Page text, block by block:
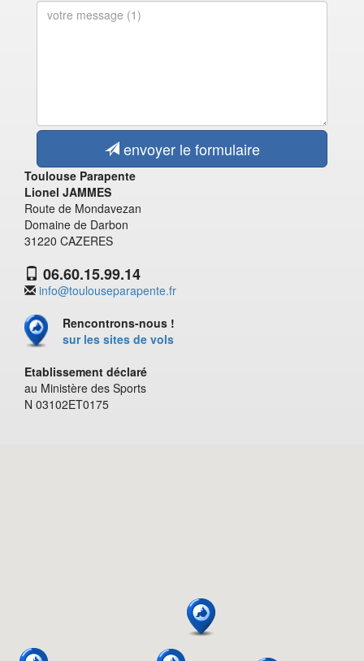
envoyer le formulaire
Toulouse Parapente
Lionel JAMMES
Route de Mondavezan
Domaine de Darbon
31220 CAZERES
06.60.15.99.14
info@toulouseparapente.fr
Rencontrons-nous !
sur les sites de vols
Etablissement déclaré
au Ministère des Sports
N 03102ET0175